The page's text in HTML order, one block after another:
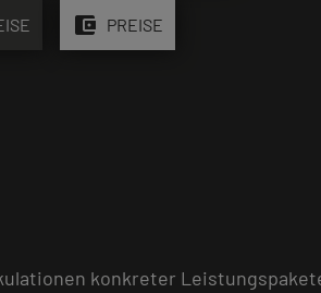
account_balance_wallet PREISE
konkreter